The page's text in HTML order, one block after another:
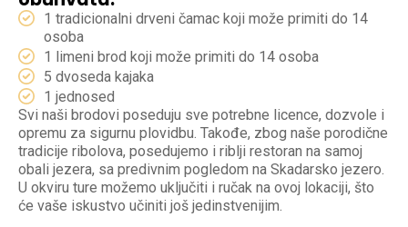
1 tradicionalni drveni čamac koji može primiti do 14
osoba
1 limeni brod koji može primiti do 14 osoba
5 dvoseda kajaka
1 jednosed
Svi naši brodovi poseduju sve potrebne licence, dozvole i
opremu za sigurnu plovidbu. Takođe, zbog naše porodične
tradicije ribolova, posedujemo i riblji restoran na samoj
obali jezera, sa predivnim pogledom na Skadarsko jezero.
U okviru ture možemo uključiti i ručak na ovoj lokaciji, što
će vaše iskustvo učiniti još jedinstvenijim.